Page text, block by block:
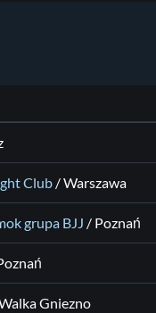
Club /Warszawa
grupa BJJ / Poznań
Gniezno